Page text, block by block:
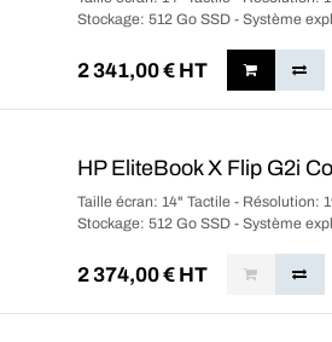
Stockage: 512 Go SSD - Système
2 341,00€ HT
HP EliteBook X Flip G2i
Taille écran: 14" Tactile - Résolution:
Stockage: 512 Go SSD - Système
2 374,00€ HT